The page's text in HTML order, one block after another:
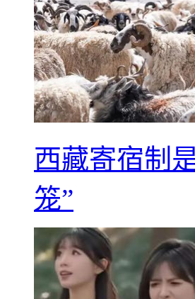
西藏寄宿制
笼”